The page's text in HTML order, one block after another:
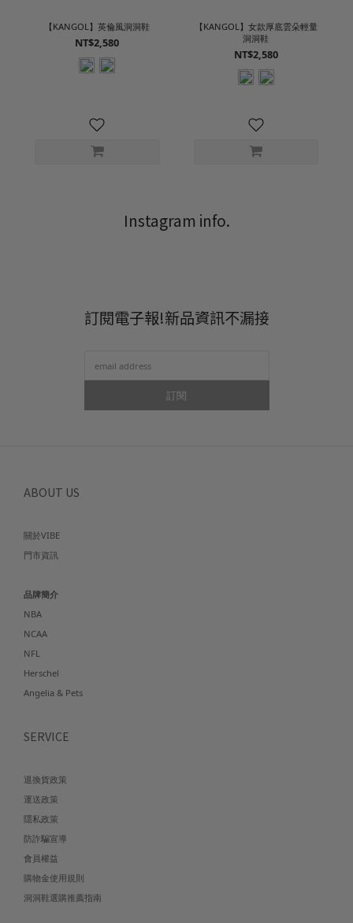
【KANGOL】英倫風洞洞鞋
NT$2,580
【KANGOL】女款厚底雲朵輕量
洞洞鞋
NT$2,580
Instagram info.
訂閱電子報!新品資訊不漏接
訂閱
ABOUT US
關於VIBE
門市資訊
品牌簡介
NBA
NCAA
NFL
Herschel
Angelia & Pets
SERVICE
退換貨政策
運送政策
隱私政策
防詐騙宣導
會員權益
購物金使用規則
洞洞鞋選購推薦指南